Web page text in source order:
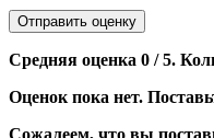
Отправить оценку
Средняя оценка 0 / 5.
Оценок пока нет.